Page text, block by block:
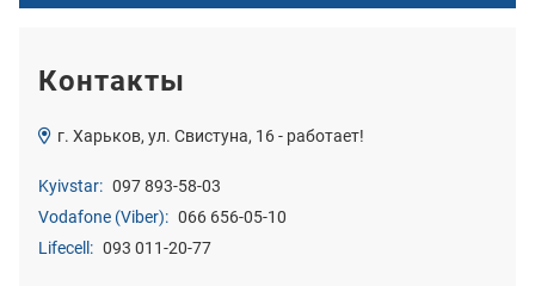
Контакты
г. Харьков, ул. Свистуна, 16 - работает!
Kyivstar: 097 893-58-03
Vodafone (Viber): 066 656-05-10
Lifecell: 093 011-20-77